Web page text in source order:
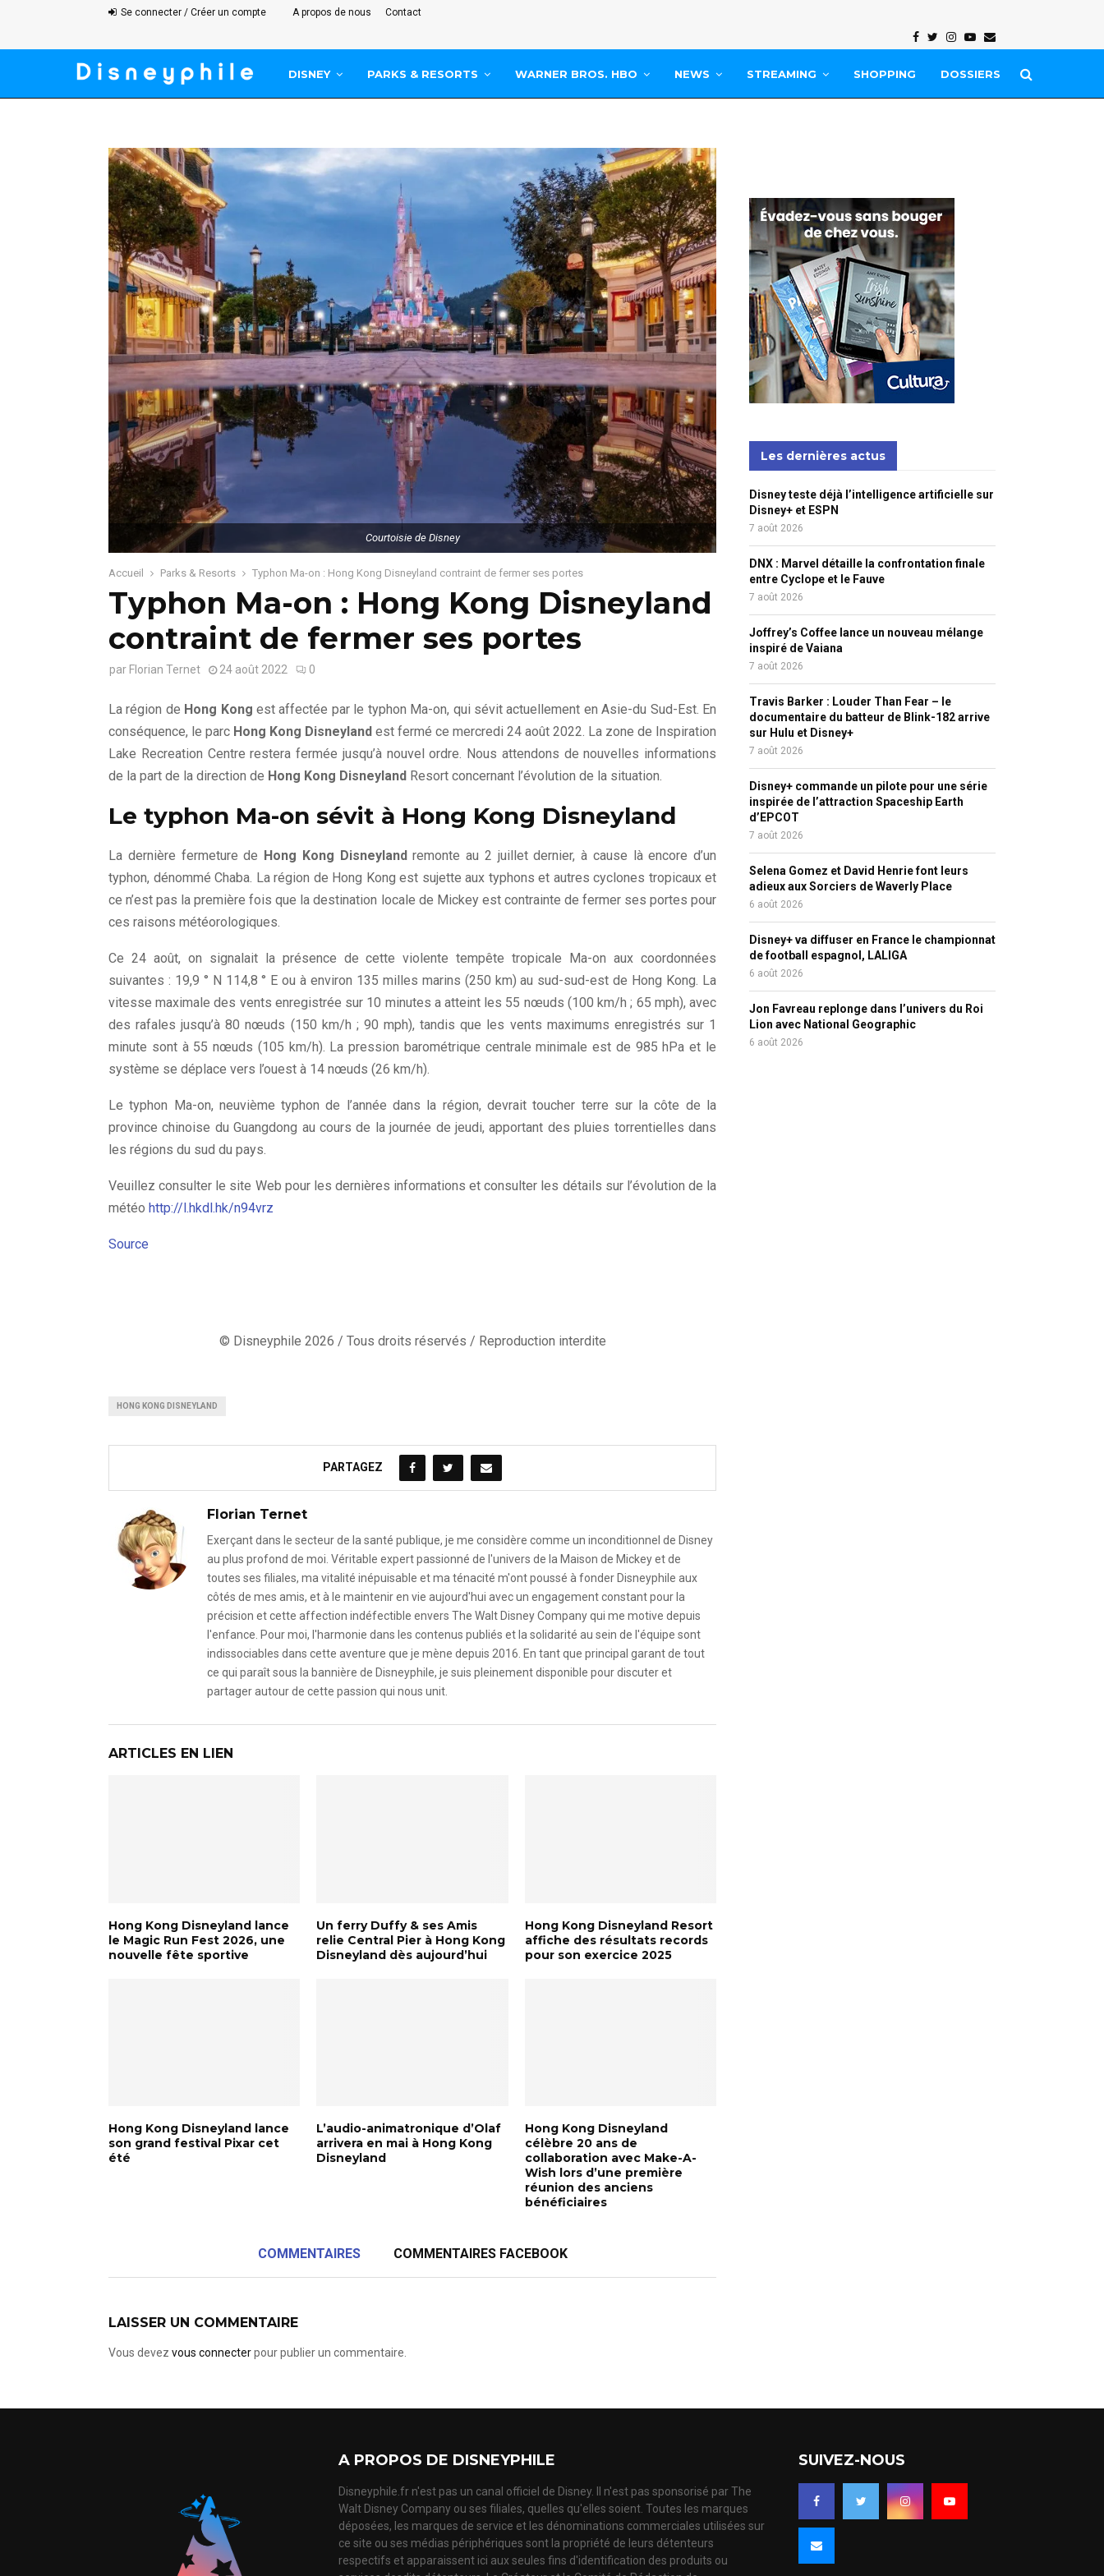
Se connecter / Créer un compte A propos de nous Contact
Facebook
Twitter
Instagram
Youtube
Email
DISNEY PARKS & RESORTS WARNER BROS. HBO NEWS STREAMING SHOPPING DOSSIERS
Courtoisie de Disney
Accueil Parks & Resorts Typhon Ma-on : Hong Kong Disneyland contraint de fermer ses portes
Typhon Ma-on : Hong Kong Disneyland
contraint de fermer ses portes
par Florian Ternet 24 août 2022 0
La région de Hong Kong est affectée par le typhon Ma-on, qui sévit actuellement en Asie-du Sud-Est. En
conséquence, le parc Hong Kong Disneyland est fermé ce mercredi 24 août 2022. La zone de Inspiration
Lake Recreation Centre restera fermée jusqu’à nouvel ordre. Nous attendons de nouvelles informations
de la part de la direction de Hong Kong Disneyland Resort concernant l’évolution de la situation.
Le typhon Ma-on sévit à Hong Kong Disneyland
La dernière fermeture de Hong Kong Disneyland remonte au 2 juillet dernier, à cause là encore d’un
typhon, dénommé Chaba. La région de Hong Kong est sujette aux typhons et autres cyclones tropicaux et
ce n’est pas la première fois que la destination locale de Mickey est contrainte de fermer ses portes pour
ces raisons météorologiques.
Ce 24 août, on signalait la présence de cette violente tempête tropicale Ma-on aux coordonnées
suivantes : 19,9 ° N 114,8 ° E ou à environ 135 milles marins (250 km) au sud-sud-est de Hong Kong. La
vitesse maximale des vents enregistrée sur 10 minutes a atteint les 55 nœuds (100 km/h ; 65 mph), avec
des rafales jusqu’à 80 nœuds (150 km/h ; 90 mph), tandis que les vents maximums enregistrés sur 1
minute sont à 55 nœuds (105 km/h). La pression barométrique centrale minimale est de 985 hPa et le
système se déplace vers l’ouest à 14 nœuds (26 km/h).
Le typhon Ma-on, neuvième typhon de l’année dans la région, devrait toucher terre sur la côte de la
province chinoise du Guangdong au cours de la journée de jeudi, apportant des pluies torrentielles dans
les régions du sud du pays.
Veuillez consulter le site Web pour les dernières informations et consulter les détails sur l’évolution de la
météo http://l.hkdl.hk/n94vrz
Source
© Disneyphile 2026 / Tous droits réservés / Reproduction interdite
HONG KONG DISNEYLAND
PARTAGEZ
Florian Ternet
Exerçant dans le secteur de la santé publique, je me considère comme un inconditionnel de Disney
au plus profond de moi. Véritable expert passionné de l'univers de la Maison de Mickey et de
toutes ses filiales, ma vitalité inépuisable et ma ténacité m'ont poussé à fonder Disneyphile aux
côtés de mes amis, et à le maintenir en vie aujourd'hui avec un engagement constant pour la
précision et cette affection indéfectible envers The Walt Disney Company qui me motive depuis
l'enfance. Pour moi, l'harmonie dans les contenus publiés et la solidarité au sein de l'équipe sont
indissociables dans cette aventure que je mène depuis 2016. En tant que principal garant de tout
ce qui paraît sous la bannière de Disneyphile, je suis pleinement disponible pour discuter et
partager autour de cette passion qui nous unit.
ARTICLES EN LIEN
Hong Kong Disneyland lance
le Magic Run Fest 2026, une
nouvelle fête sportive
Un ferry Duffy & ses Amis
relie Central Pier à Hong Kong
Disneyland dès aujourd’hui
Hong Kong Disneyland Resort
affiche des résultats records
pour son exercice 2025
Hong Kong Disneyland lance
son grand festival Pixar cet
été
L’audio-animatronique d’Olaf
arrivera en mai à Hong Kong
Disneyland
Hong Kong Disneyland
célèbre 20 ans de
collaboration avec Make-A-
Wish lors d’une première
réunion des anciens
bénéficiaires
COMMENTAIRES COMMENTAIRES FACEBOOK
LAISSER UN COMMENTAIRE
Vous devez vous connecterpour publier un commentaire.
Les dernières actus
Disney teste déjà l’intelligence artificielle sur
Disney+ et ESPN
7 août 2026
DNX : Marvel détaille la confrontation finale
entre Cyclope et le Fauve
7 août 2026
Joffrey’s Coffee lance un nouveau mélange
inspiré de Vaiana
7 août 2026
Travis Barker : Louder Than Fear – le
documentaire du batteur de Blink-182 arrive
sur Hulu et Disney+
7 août 2026
Disney+ commande un pilote pour une série
inspirée de l’attraction Spaceship Earth
d’EPCOT
7 août 2026
Selena Gomez et David Henrie font leurs
adieux aux Sorciers de Waverly Place
6 août 2026
Disney+ va diffuser en France le championnat
de football espagnol, LALIGA
6 août 2026
Jon Favreau replonge dans l’univers du Roi
Lion avec National Geographic
6 août 2026
A PROPOS DE DISNEYPHILE
Disneyphile.fr n'est pas un canal officiel de Disney. Il n'est pas sponsorisé par The
Walt Disney Company ou ses filiales, quelles qu'elles soient. Toutes les marques
déposées, les marques de service et les dénominations commerciales utilisées sur
ce site ou ses médias périphériques sont la propriété de leurs détenteurs
respectifs et apparaissent ici aux seules fins d'identification des produits ou
SUIVEZ-NOUS